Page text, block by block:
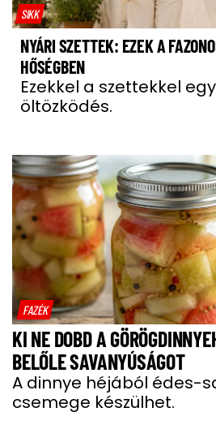
SIKK
NYÁRI SZETTEK: EZEK A
HŐSÉGBEN
Ezekkel a szettekkel
öltözködés.
FAZÉK
KI NE DOBD A
BELŐLE SAVANYÚSÁGOT
A dinnye héjából édes-
csemege készülhet.